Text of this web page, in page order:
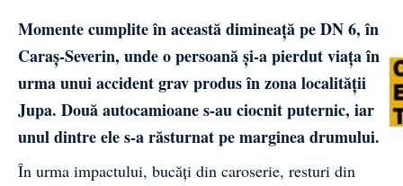
Momente cumplite în această dimineață pe DN 6, în
Caraș-Severin, unde o persoană și-a pierdut viața în
urma unui accident grav produs în zona localității
Jupa. Două autocamioane s-au ciocnit puternic, iar
unul dintre ele s-a răsturnat pe marginea drumului.
În urma impactului, bucăți din caroserie, resturi din